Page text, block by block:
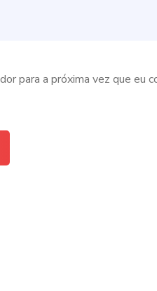
para a próxima vez que eu